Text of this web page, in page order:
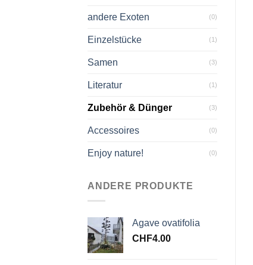
andere Exoten (0)
Einzelstücke (1)
Samen (3)
Literatur (1)
Zubehör & Dünger (3)
Accessoires (0)
Enjoy nature! (0)
ANDERE PRODUKTE
Agave ovatifolia
CHF4.00